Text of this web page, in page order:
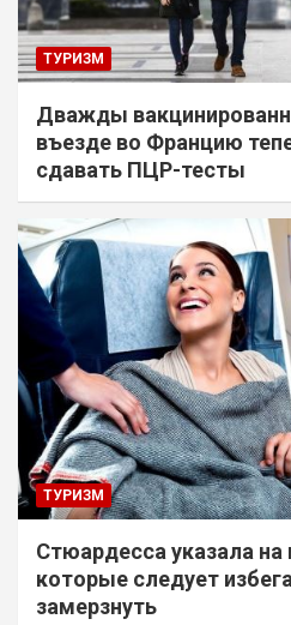
ТУРИЗМ
Дважды
въезде во Францию
сдавать ПЦР-тесты
ТУРИЗМ
Стюардесса указала
которые следует
замерзнуть